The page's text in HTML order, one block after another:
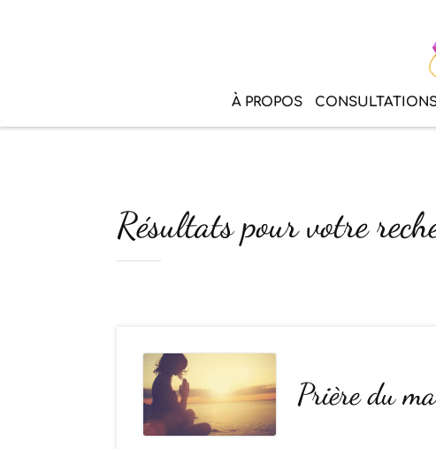
À PROPOS
Résultats pour votre
Prière du